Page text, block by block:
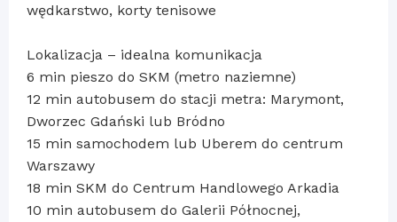
wędkarstwo, korty tenisowe
Lokalizacja – idealna komunikacja
6 min pieszo do SKM (metro naziemne)
12 min autobusem do stacji metra: Marymont,
Dworzec Gdański lub Bródno
15 min samochodem lub Uberem do centrum
Warszawy
18 min SKM do Centrum Handlowego Arkadia
10 min autobusem do Galerii Północnej,